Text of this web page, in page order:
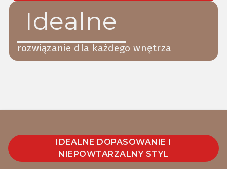
Idealne
rozwiązanie dla każdego wnętrza
IDEALNE DOPASOWANIE I
NIEPOWTARZALNY STYL